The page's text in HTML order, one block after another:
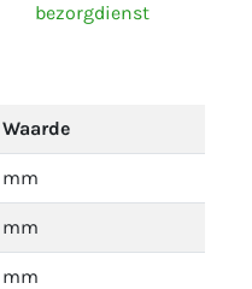
bezorgdienst
Waarde
mm
mm
mm